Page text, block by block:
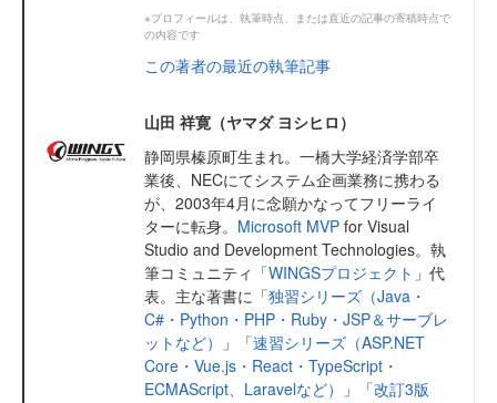
※プロフィールは、執筆時点、または直近の記事の寄稿時点で
の内容です
この著者の最近の執筆記事
山田 祥寛（ヤマダ ヨシヒロ）
静岡県榛原町生まれ。一橋大学経済学部卒
業後、NECにてシステム企画業務に携わる
が、2003年4月に念願かなってフリーライ
ターに転身。 Microsoft MVP for Visual
Studio and Development Technologies。執
筆コミュニティ「WINGSプロジェクト 」代
表。主な著書に「独習シリーズ（Java・
C#・Python・PHP・Ruby・JSP＆サーブレ
ットなど）
」「速習シリーズ（ASP.NET
Core・Vue.js・React・TypeScript・
ECMAScript、Laravelなど）
」「改訂3版